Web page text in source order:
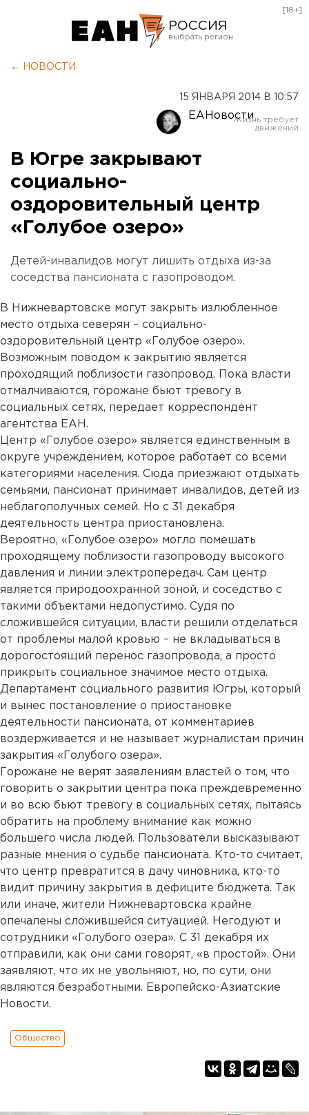
РОССИЯ
Оренбург
[18+]
← НОВОСТИ
15 ЯНВАРЯ 2014 В 10:57
ЕАНовости
В Югре закрывают
социально-
оздоровительный центр
«Голубое озеро»
Детей-инвалидов могут лишить отдыха из-за
соседства пансионата с газопроводом.
В Нижневартовске могут закрыть излюбленное
место отдыха северян – социально-
оздоровительный центр «Голубое озеро».
Возможным поводом к закрытию является
проходящий поблизости газопровод. Пока власти
отмалчиваются, горожане бьют тревогу в
социальных сетях, передает корреспондент
агентства ЕАН.
Центр «Голубое озеро» является единственным в
округе учреждением, которое работает со всеми
категориями населения. Сюда приезжают отдыхать
семьями, пансионат принимает инвалидов, детей из
неблагополучных семей. Но с 31 декабря
деятельность центра приостановлена.
Вероятно, «Голубое озеро» могло помешать
проходящему поблизости газопроводу высокого
давления и линии электропередач. Сам центр
является природоохранной зоной, и соседство с
такими объектами недопустимо. Судя по
сложившейся ситуации, власти решили отделаться
от проблемы малой кровью – не вкладываться в
дорогостоящий перенос газопровода, а просто
прикрыть социальное значимое место отдыха.
Департамент социального развития Югры, который
и вынес постановление о приостановке
деятельности пансионата, от комментариев
воздерживается и не называет журналистам причин
закрытия «Голубого озера».
Горожане не верят заявлениям властей о том, что
говорить о закрытии центра пока преждевременно
и во всю бьют тревогу в социальных сетях, пытаясь
обратить на проблему внимание как можно
большего числа людей. Пользователи высказывают
разные мнения о судьбе пансионата. Кто-то считает,
что центр превратится в дачу чиновника, кто-то
видит причину закрытия в дефиците бюджета. Так
или иначе, жители Нижневартовска крайне
опечалены сложившейся ситуацией. Негодуют и
сотрудники «Голубого озера». С 31 декабря их
отправили, как они сами говорят, «в простой». Они
заявляют, что их не увольняют, но, по сути, они
являются безработными. Европейско-Азиатские
Новости.
Общество